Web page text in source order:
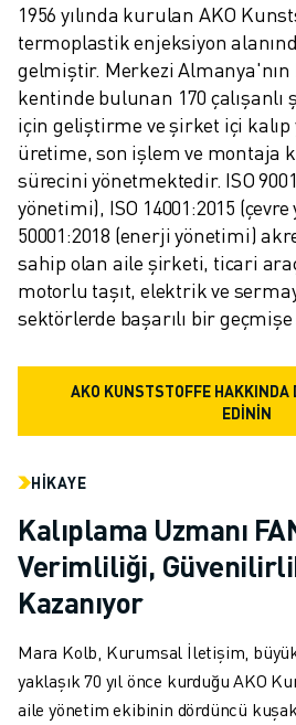
1956 yılında kurulan AKO
termoplastik enjeksiyon
gelmiştir. Merkezi Almanya'nın
kentinde bulunan 170
için geliştirme ve şirket içi kalıp
üretime, son işlem ve montaja
sürecini yönetmektedir. ISO
yönetimi), ISO 14001:2015
50001:2018 (enerji yönetimi)
sahip olan aile şirketi, ticari
motorlu taşıt, elektrik ve
sektörlerde başarılı bir
AKO KUNSTSTOFFE HAKKINDA
EDİNİN
HIKAYE
Kalıplama Uzmanı
Verimliliği,
Kazanıyor
Mara Kolb, Kurumsal İletişim, büyük
yaklaşık 70 yıl önce kurduğu AKO
aile yönetim ekibinin dördüncü